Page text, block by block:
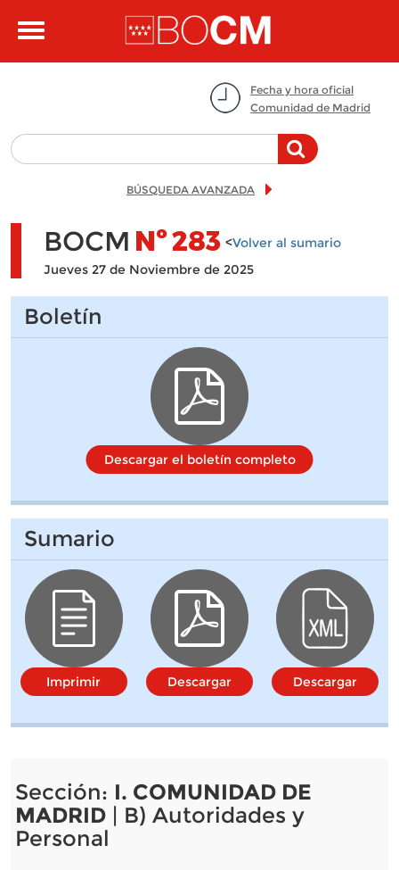
Toggle
Fecha y hora oficial
Comunidad de Madrid
BÚSQUEDA AVANZADA
BOCM Nº283 <Volver al sumario
Jueves 27 de Noviembre de 2025
Boletín
Descargar el boletín completo
Sumario
Imprimir Descargar Descargar
Sección: I. COMUNIDAD DE
MADRID| B) Autoridades y
Personal